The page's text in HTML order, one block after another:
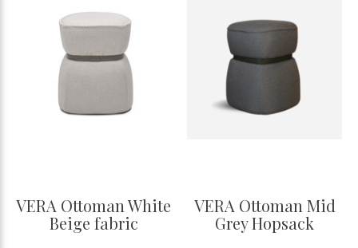
VERA Ottoman White
Beige fabric
VERA Ottoman Mid
Grey Hopsack